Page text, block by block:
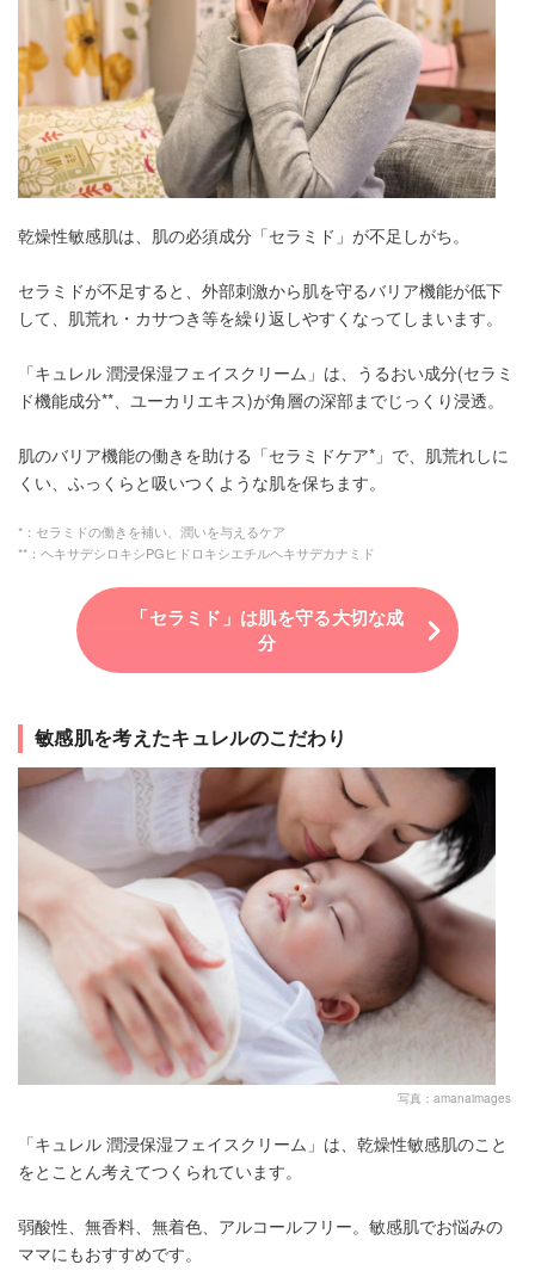
乾燥性敏感肌は、肌の必須成分「セラミド」が不足しがち。
セラミドが不足すると、外部刺激から肌を守るバリア機能が低下
して、肌荒れ・カサつき等を繰り返しやすくなってしまいます。
「キュレル 潤浸保湿フェイスクリーム」は、うるおい成分(セラミ
ド機能成分**、ユーカリエキス)が角層の深部までじっくり浸透。
肌のバリア機能の働きを助ける「セラミドケア*」で、肌荒れしに
くい、ふっくらと吸いつくような肌を保ちます。
*：セラミドの働きを補い、潤いを与えるケア
**：ヘキサデシロキシPGヒドロキシエチルヘキサデカナミド
「セラミド」は肌を守る大切な成
分
敏感肌を考えたキュレルのこだわり
写真：amanaimages
「キュレル 潤浸保湿フェイスクリーム」は、乾燥性敏感肌のこと
をとことん考えてつくられています。
弱酸性、無香料、無着色、アルコールフリー。敏感肌でお悩みの
ママにもおすすめです。